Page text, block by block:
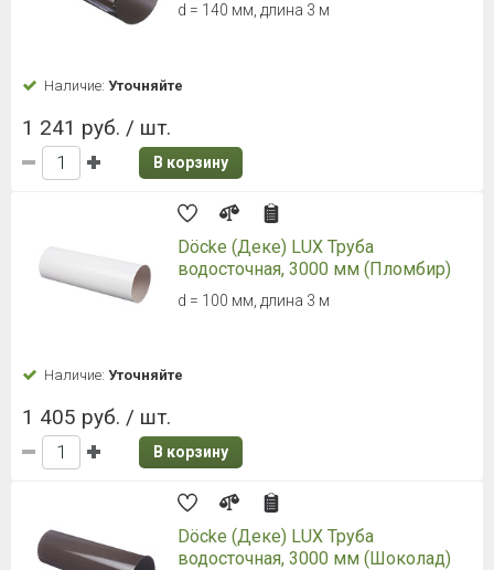
d = 140 мм, длина 3 м
Наличие: Уточняйте
1 241 руб. / шт.
В корзину
Döcke (Деке) LUX Труба
водосточная, 3000 мм (Пломбир)
d = 100 мм, длина 3 м
Наличие: Уточняйте
1 405 руб. / шт.
В корзину
Döcke (Деке) LUX Труба
водосточная, 3000 мм (Шоколад)